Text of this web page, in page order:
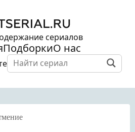
сериалов
ПодборкиО нас